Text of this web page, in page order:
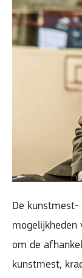
De
mogelijkheden
om de
kunstmest,